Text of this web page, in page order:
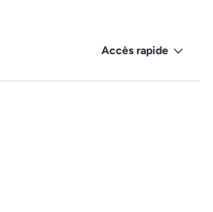
Accès rapide